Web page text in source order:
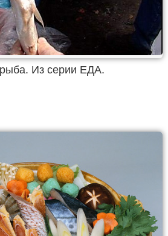
Из серии ЕДА.